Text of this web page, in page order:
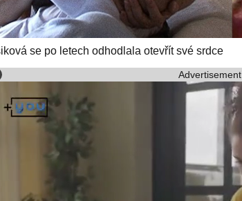
se po letech odhodlala otevřít své srdce
Advertisement